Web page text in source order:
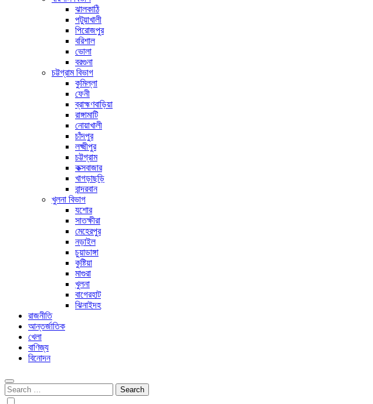
ঝালকাঠি
পটুয়াখালী
পিরোজপুর
বরিশাল
ভোলা
বরগুনা
চট্টগ্রাম বিভাগ
কুমিল্লা
ফেনী
ব্রাহ্মণবাড়িয়া
রাঙ্গামাটি
নোয়াখালী
চাঁদপুর
লক্ষ্মীপুর
চট্টগ্রাম
কক্সবাজার
খাগড়াছড়ি
বান্দরবান
খুলনা বিভাগ
যশোর
সাতক্ষীরা
মেহেরপুর
নড়াইল
চুয়াডাঙ্গা
কুষ্টিয়া
মাগুরা
খুলনা
বাগেরহাট
ঝিনাইদহ
রাজনীতি
আন্তর্জাতিক
খেলা
বাণিজ্য
বিনোদন
Search
for: